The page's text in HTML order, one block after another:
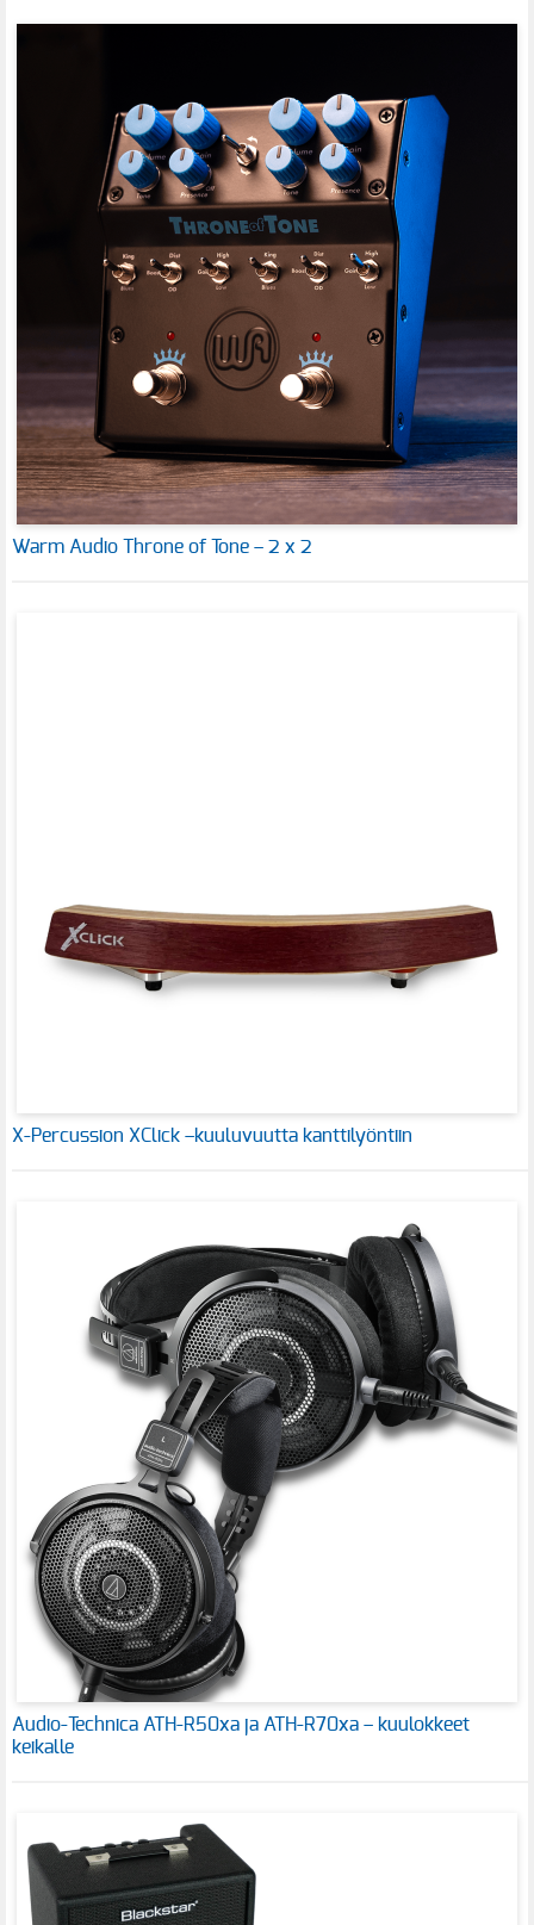
Warm Audio Throne of Tone – 2 x 2
X-Percussion XClick –kuuluvuutta kanttilyöntiin
Audio-Technica ATH-R50xa ja ATH-R70xa – kuulokkeet
keikalle